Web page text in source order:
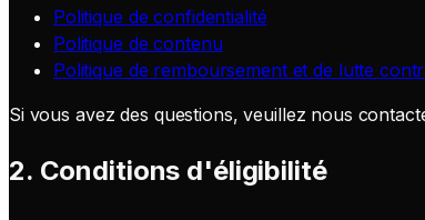
Politique de confidentialité
Politique de contenu
Politique de remboursement et de lutte
Si vous avez des questions, veuillez nous
2. Conditions d'éligibilité